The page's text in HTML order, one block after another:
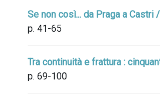
Se non così... da Praga a Castri
p. 41-65
Tra continuità e frattura :
p. 69-100